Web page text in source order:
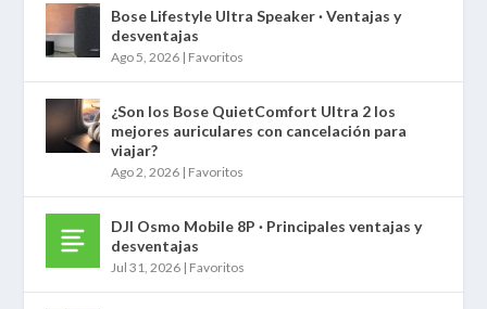
Bose Lifestyle Ultra Speaker · Ventajas y
desventajas
Ago 5, 2026 | Favoritos
¿Son los Bose QuietComfort Ultra 2 los
mejores auriculares con cancelación para
viajar?
Ago 2, 2026 | Favoritos
DJI Osmo Mobile 8P · Principales ventajas y
desventajas
Jul 31, 2026 | Favoritos